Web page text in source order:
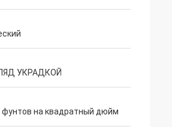
УКРАДКОЙ
фунтов на квадратный дюйм